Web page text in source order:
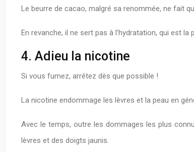
Le beurre de cacao, malgré sa renommée, ne fait
En revanche, il ne sert pas à l’hydratation, qui est
4. Adieu la nicotine
Si vous fumez, arrêtez dès que possible !
La nicotine endommage les lèvres et la peau en
Avec le temps, outre les dommages les plus
lèvres et des doigts jaunis.